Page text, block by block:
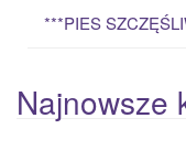
***PIES
Najnowsze